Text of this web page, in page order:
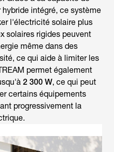
intégré, ce système
l'électricité solaire plus
solaires rigides peuvent
même dans des
ce qui aide à limiter les
permet également
2 300 W, ce qui peut
certains équipements
progressivement la